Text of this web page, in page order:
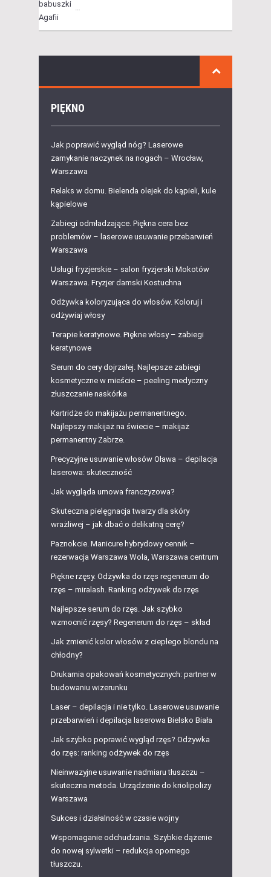
…
PIĘKNO
Jak poprawić wygląd nóg? Laserowe
zamykanie naczynek na nogach – Wrocław,
Warszawa
Relaks w domu. Bielenda olejek do kąpieli, kule
kąpielowe
Zabiegi odmładzające. Piękna cera bez
problemów – laserowe usuwanie przebarwień
Warszawa
Usługi fryzjerskie – salon fryzjerski Mokotów
Warszawa. Fryzjer damski Kostuchna
Odżywka koloryzująca do włosów. Koloruj i
odżywiaj włosy
Terapie keratynowe. Piękne włosy – zabiegi
keratynowe
Serum do cery dojrzałej. Najlepsze zabiegi
kosmetyczne w mieście – peeling medyczny
złuszczanie naskórka
Kartridże do makijażu permanentnego.
Najlepszy makijaż na świecie – makijaż
permanentny Zabrze.
Precyzyjne usuwanie włosów Oława – depilacja
laserowa: skuteczność
Jak wygląda umowa franczyzowa?
Skuteczna pielęgnacja twarzy dla skóry
wrażliwej – jak dbać o delikatną cerę?
Paznokcie. Manicure hybrydowy cennik –
rezerwacja Warszawa Wola, Warszawa centrum
Piękne rzęsy. Odżywka do rzęs regenerum do
rzęs – miralash. Ranking odżywek do rzęs
Najlepsze serum do rzęs. Jak szybko
wzmocnić rzęsy? Regenerum do rzęs – skład
Jak zmienić kolor włosów z ciepłego blondu na
chłodny?
Drukarnia opakowań kosmetycznych: partner w
budowaniu wizerunku
Laser – depilacja i nie tylko. Laserowe usuwanie
przebarwień i depilacja laserowa Bielsko Biała
Jak szybko poprawić wygląd rzęs? Odżywka
do rzęs: ranking odżywek do rzęs
Nieinwazyjne usuwanie nadmiaru tłuszczu –
skuteczna metoda. Urządzenie do kriolipolizy
Warszawa
Sukces i działalność w czasie wojny
Wspomaganie odchudzania. Szybkie dążenie
do nowej sylwetki – redukcja opornego
tłuszczu.